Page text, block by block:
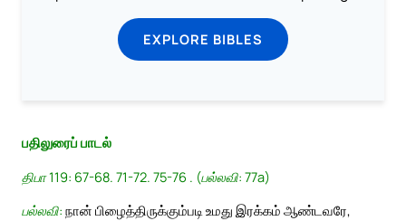
EXPLORE BIBLES
பதிலுரைப் பாடல்
திபா 119: 67-68. 71-72. 75-76 . (பல்லவி: 77a)
பல்லவி: நான் பிழைத்திருக்கும்படி உமது இரக்கம் ஆண்டவரே,